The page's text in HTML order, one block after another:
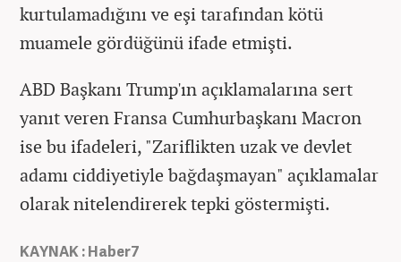
kurtulamadığını ve eşi tarafından kötü
muamele gördüğünü ifade etmişti.
ABD Başkanı Trump'ın açıklamalarına sert
yanıt veren Fransa Cumhurbaşkanı Macron
ise bu ifadeleri, "Zariflikten uzak ve devlet
adamı ciddiyetiyle bağdaşmayan" açıklamalar
olarak nitelendirerek tepki göstermişti.
KAYNAK : Haber7